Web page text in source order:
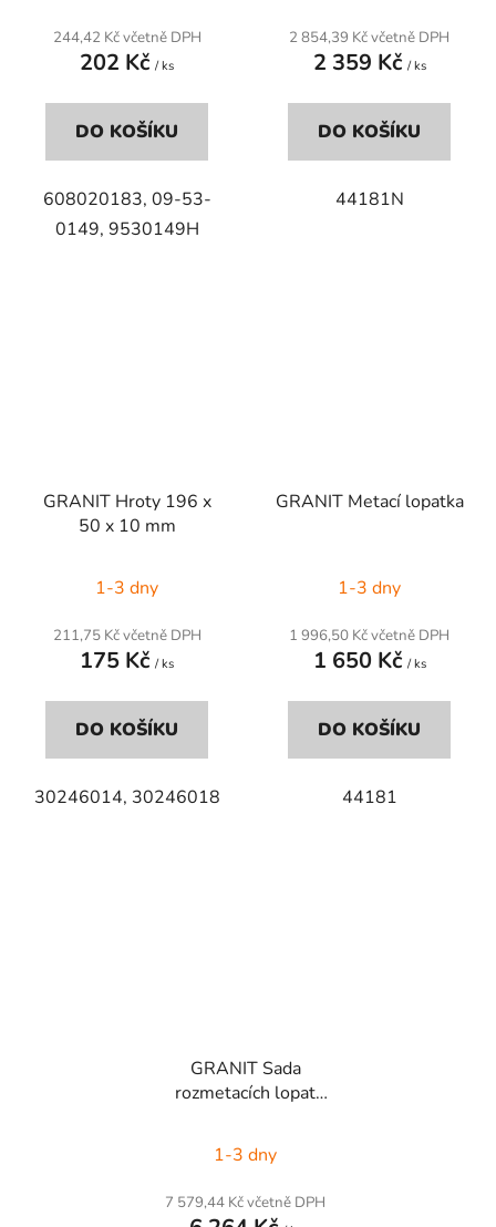
244,42 Kč včetně DPH
202 Kč / ks
DO KOŠÍKU
608020183, 09-53-
0149, 9530149H
2 854,39 Kč včetně DPH
2 359 Kč / ks
DO KOŠÍKU
44181N
GRANIT Hroty 196 x
50 x 10 mm
1-3 dny
211,75 Kč včetně DPH
175 Kč / ks
DO KOŠÍKU
30246014, 30246018
GRANIT Metací lopatka
1-3 dny
1 996,50 Kč včetně DPH
1 650 Kč / ks
DO KOŠÍKU
44181
GRANIT Sada
rozmetacích lopat
1-3 dny
7 579,44 Kč včetně DPH